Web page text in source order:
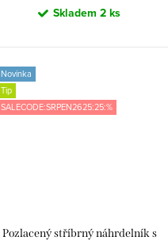
Skladem 2 ks
Novinka
Tip
SALECODE:SRPEN2625:25:%
Pozlacený stříbrný náhrdelník s